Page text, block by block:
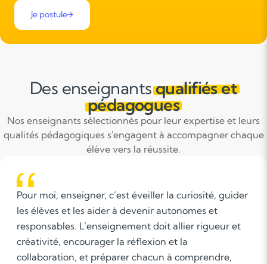
Je postule
Des enseignantsqualifiés et
pédagogues
Nos enseignants sélectionnés pour leur expertise et leurs
qualités pédagogiques s'engagent à accompagner chaque
élève vers la réussite.
la curiosité, guider
autonomes et
doit allier rigueur et
et la
à comprendre,
Professeure d’anglais
propose des cours
lycéens et adultes.
devoirs, préparation aux
de progresser à l’oral :